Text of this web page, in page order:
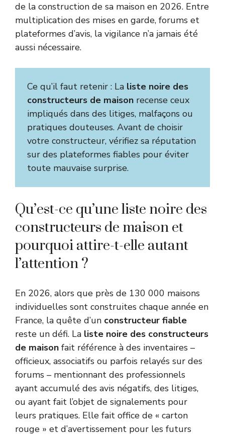
de la construction de sa maison en 2026. Entre
multiplication des mises en garde, forums et
plateformes d’avis, la vigilance n’a jamais été
aussi nécessaire.
Ce qu’il faut retenir : La liste noire des
constructeurs de maison recense ceux
impliqués dans des litiges, malfaçons ou
pratiques douteuses. Avant de choisir
votre constructeur, vérifiez sa réputation
sur des plateformes fiables pour éviter
toute mauvaise surprise.
Qu’est-ce qu’une liste noire des
constructeurs de maison et
pourquoi attire-t-elle autant
l’attention ?
En 2026, alors que près de 130 000 maisons
individuelles sont construites chaque année en
France, la quête d’un constructeur fiable
reste un défi. La liste noire des constructeurs
de maison fait référence à des inventaires –
officieux, associatifs ou parfois relayés sur des
forums – mentionnant des professionnels
ayant accumulé des avis négatifs, des litiges,
ou ayant fait l’objet de signalements pour
leurs pratiques. Elle fait office de « carton
rouge » et d’avertissement pour les futurs